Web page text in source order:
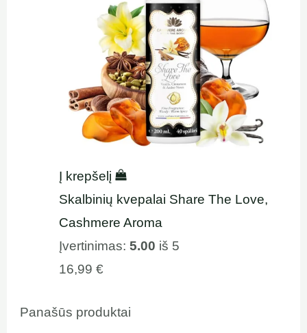
Į krepšelį
Skalbinių kvepalai Share The Love,
Cashmere Aroma
Įvertinimas:5.00 iš 5
16,99€
Panašūs produktai